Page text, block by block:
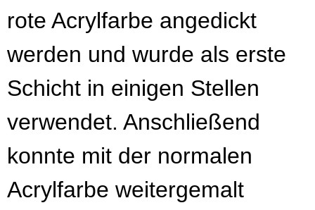
rote Acrylfarbe angedickt
werden und wurde als erste
Schicht in einigen Stellen
verwendet. Anschließend
konnte mit der normalen
Acrylfarbe weitergemalt